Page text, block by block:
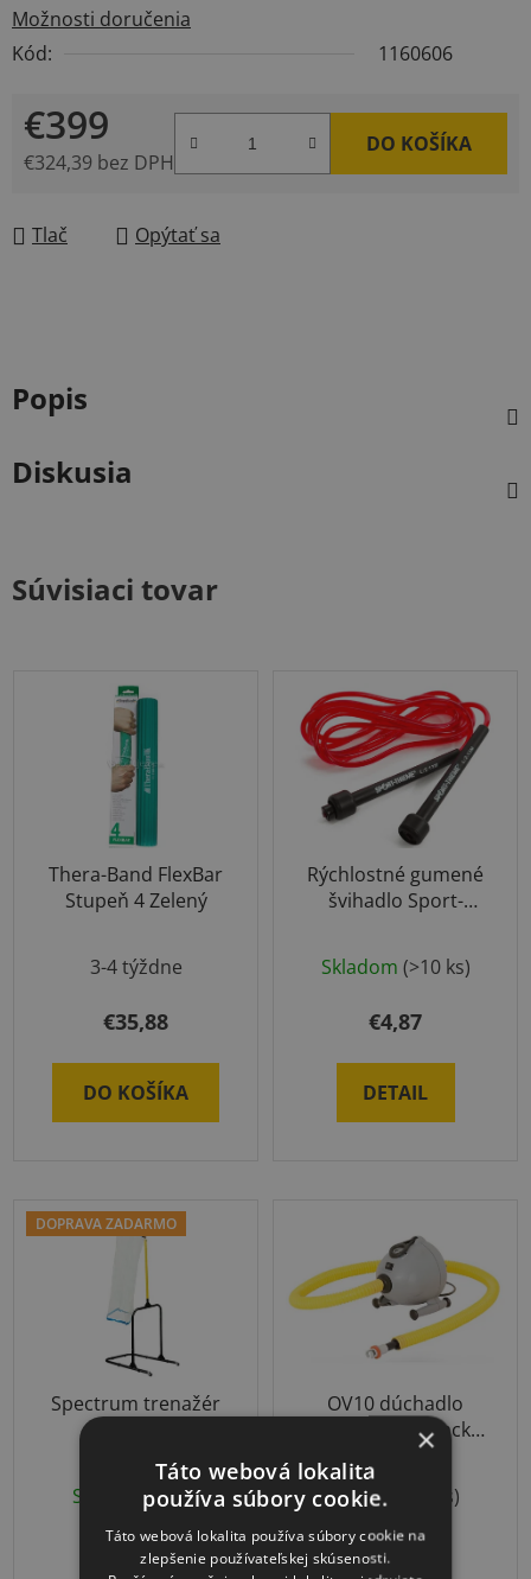
Možnosti doručenia
Kód:
1160606
€399
€324,39 bez DPH
DO KOŠÍKA
Tlač Opýtať sa
Popis
Diskusia
Súvisiaci tovar
Thera-Band FlexBar
Stupeň 4 Zelený
hodnotenie
produktu
5,0
z
3-4 týždne
€35,88
DO KOŠÍKA
Rýchlostné gumené
švihadlo Sport-
Skladom (>10 ks)
€4,87
DETAIL
DOPRAVA ZADARMO
Spectrum trenažér
Skladom(1 ks)
€268,99
OV10 dúchadlo
220V na AirTrack
produkty
Skladom
(2 ks)
€169,13
×
Táto webová lokalita
používa súbory cookie.
Táto webová lokalita používa súbory cookie na
zlepšenie používateľskej skúsenosti.